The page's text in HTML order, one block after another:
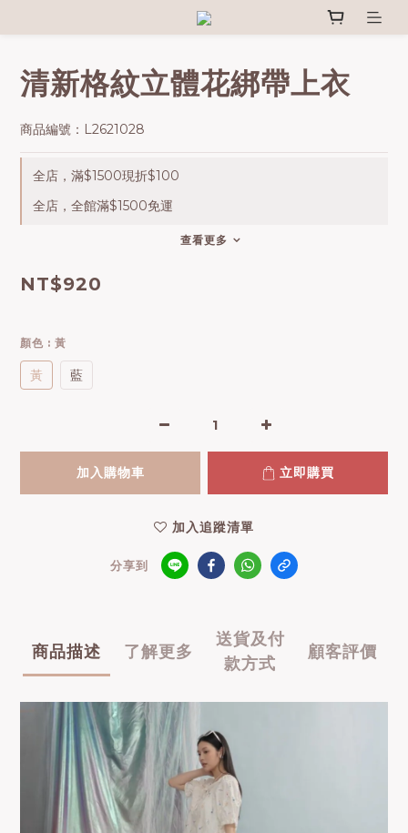
清新格紋立體花綁帶上衣
商品編號：L2621028
全店，滿$1500現折$100
全店，全館滿$1500免運
查看更多
NT$920
顏色 : 黃
黃 藍
加入購物車 立即購買
加入追蹤清單
分享到
商品描述 了解更多
送貨及付
款方式
顧客評價